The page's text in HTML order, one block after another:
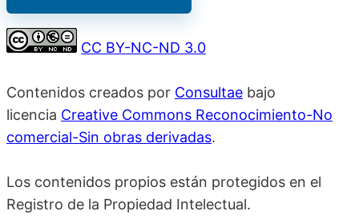
CC BY-NC-ND 3.0
Contenidos creados por Consultae bajo
licencia Creative Commons Reconocimiento-No
comercial-Sin obras derivadas.
Los contenidos propios están protegidos en el
Registro de la Propiedad Intelectual.